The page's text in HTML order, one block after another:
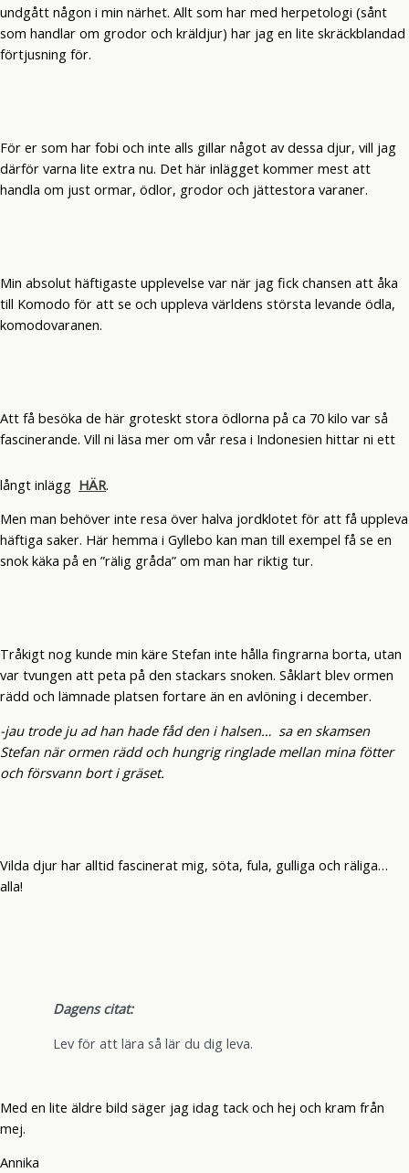
undgått någon i min närhet. Allt som har med herpetologi (sånt
som handlar om grodor och kräldjur) har jag en lite skräckblandad
förtjusning för.
För er som har fobi och inte alls gillar något av dessa djur, vill jag
därför varna lite extra nu. Det här inlägget kommer mest att
handla om just ormar, ödlor, grodor och jättestora varaner.
Min absolut häftigaste upplevelse var när jag fick chansen att åka
till Komodo för att se och uppleva världens största levande ödla,
komodovaranen.
Att få besöka de här groteskt stora ödlorna på ca 70 kilo var så
fascinerande. Vill ni läsa mer om vår resa i Indonesien hittar ni ett
långt inlägg HÄR.
Men man behöver inte resa över halva jordklotet för att få uppleva
häftiga saker. Här hemma i Gyllebo kan man till exempel få se en
snok käka på en ”rälig gråda” om man har riktig tur.
Tråkigt nog kunde min käre Stefan inte hålla fingrarna borta, utan
var tvungen att peta på den stackars snoken. Såklart blev ormen
rädd och lämnade platsen fortare än en avlöning i december.
-jau trode ju ad han hade fåd den i halsen… sa en skamsen
Stefan när ormen rädd och hungrig ringlade mellan mina fötter
och försvann bort i gräset.
Vilda djur har alltid fascinerat mig, söta, fula, gulliga och räliga…
alla!
Dagens citat:
Lev för att lära så lär du dig leva.
Med en lite äldre bild säger jag idag tack och hej och kram från
mej.
Annika